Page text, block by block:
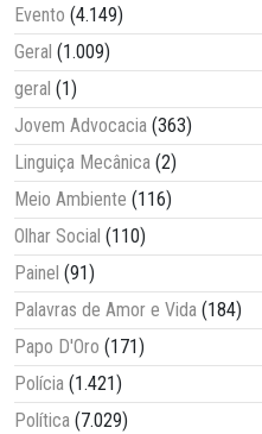
Evento (4.149)
Geral (1.009)
geral (1)
Jovem Advocacia (363)
Linguiça Mecânica (2)
Meio Ambiente (116)
Olhar Social (110)
Painel (91)
Palavras de Amor e Vida (184)
Papo D'Oro (171)
Polícia (1.421)
Política (7.029)